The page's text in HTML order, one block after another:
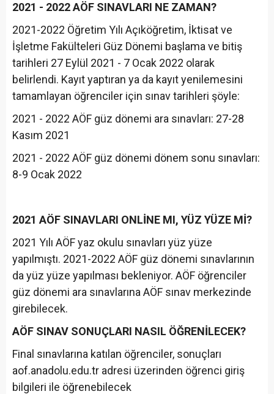
2021 - 2022 AÖF SINAVLARI NE ZAMAN?
2021-2022 Öğretim Yılı Açıköğretim, İktisat ve
İşletme Fakülteleri Güz Dönemi başlama ve bitiş
tarihleri 27 Eylül 2021 - 7 Ocak 2022 olarak
belirlendi. Kayıt yaptıran ya da kayıt yenilemesini
tamamlayan öğrenciler için sınav tarihleri şöyle:
2021 - 2022 AÖF güz dönemi ara sınavları: 27-28
Kasım 2021
2021 - 2022 AÖF güz dönemi dönem sonu sınavları:
8-9 Ocak 2022
2021 AÖF SINAVLARI ONLİNE MI, YÜZ YÜZE Mİ?
2021 Yılı AÖF yaz okulu sınavları yüz yüze
yapılmıştı. 2021-2022 AÖF güz dönemi sınavlarının
da yüz yüze yapılması bekleniyor. AÖF öğrenciler
güz dönemi ara sınavlarına AÖF sınav merkezinde
girebilecek.
AÖF SINAV SONUÇLARI NASIL ÖĞRENİLECEK?
Final sınavlarına katılan öğrenciler, sonuçları
aof.anadolu.edu.tr adresi üzerinden öğrenci giriş
bilgileri ile öğrenebilecek